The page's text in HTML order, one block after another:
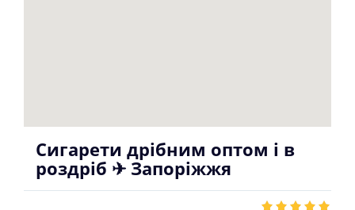
Сигарети дрібним оптом і в
роздріб ✈ Запоріжжя